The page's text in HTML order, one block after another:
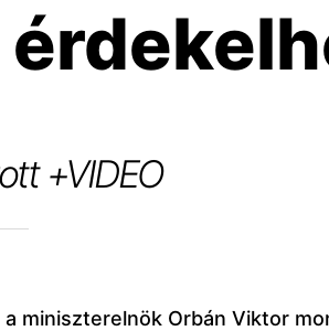
+VIDEO
a miniszterelnök Orbán Viktor